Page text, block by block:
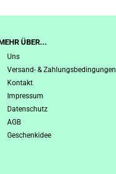
ÜBER...
Uns
Versand- & Zahlungsbedingungen
Kontakt
Impressum
Datenschutz
AGB
Geschenkidee